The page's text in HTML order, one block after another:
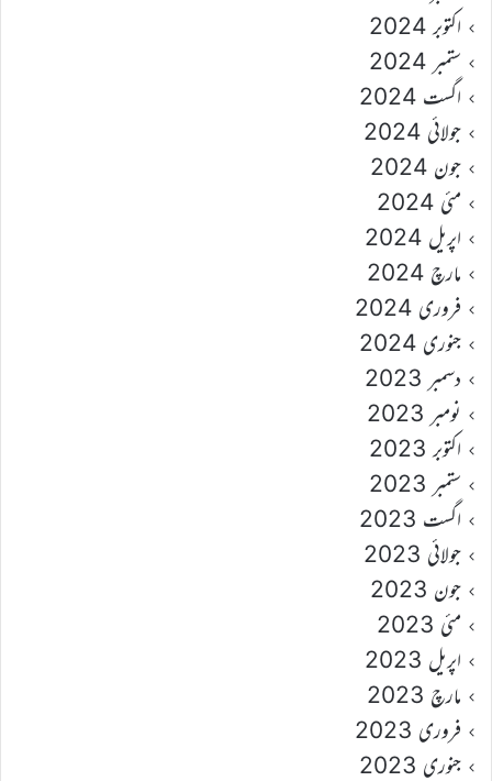
اکتوبر 2024
ستمبر 2024
اگست 2024
جولائی 2024
جون 2024
مئی 2024
اپریل 2024
مارچ 2024
فروری 2024
جنوری 2024
دسمبر 2023
نومبر 2023
اکتوبر 2023
ستمبر 2023
اگست 2023
جولائی 2023
جون 2023
مئی 2023
اپریل 2023
مارچ 2023
فروری 2023
جنوری 2023